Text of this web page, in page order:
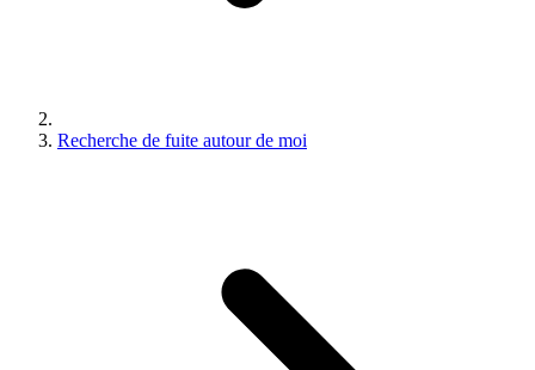
Recherche de fuite autour de moi